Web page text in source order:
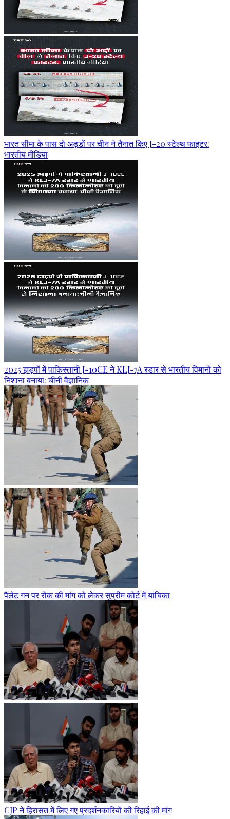
भारत सीमा के पास दो अड्डों पर चीन ने तैनात किए J-20 स्टेल्थ फाइटर:
भारतीय मीडिया
2025 झड़पों में पाकिस्तानी J-10CE ने KLJ-7A रडार से भारतीय विमानों को
निशाना बनाया: चीनी वैज्ञानिक
पैलेट गन पर रोक की मांग को लेकर सुप्रीम कोर्ट में याचिका
CJP ने हिरासत में लिए गए प्रदर्शनकारियों की रिहाई की मांग